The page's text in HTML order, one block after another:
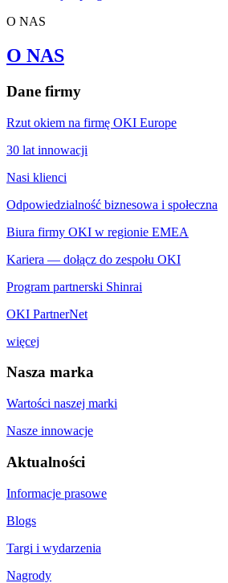
O NAS
O NAS
Dane firmy
Rzut okiem na firmę OKI Europe
30 lat innowacji
Nasi klienci
Odpowiedzialność biznesowa i społeczna
Biura firmy OKI w regionie EMEA
Kariera — dołącz do zespołu OKI
Program partnerski Shinrai
OKI PartnerNet
więcej
Nasza marka
Wartości naszej marki
Nasze innowacje
Aktualności
Informacje prasowe
Blogs
Targi i wydarzenia
Nagrody